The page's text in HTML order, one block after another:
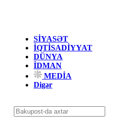
SİYASƏT
İQTİSADİYYAT
DÜNYA
İDMAN
MEDİA
Digər